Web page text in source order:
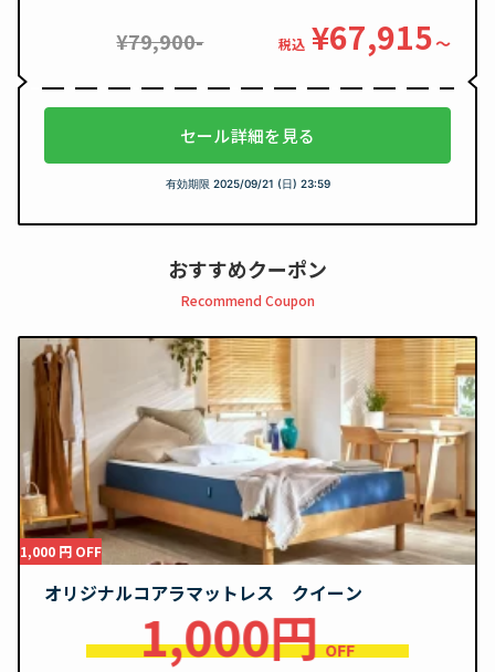
¥79,900- 税込 ¥67,915〜
セール詳細を見る
有効期限 2025/09/21 (日) 23:59
おすすめクーポン
Recommend Coupon
1,000 円 OFF
オリジナルコアラマットレス クイーン
1,000円 OFF